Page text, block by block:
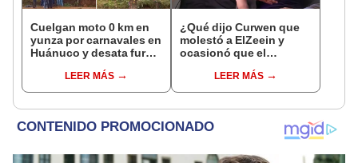
Cuelgan moto 0 km en
yunza por carnavales en
Huánuco y desata furor
millonario"LEER MÁS
¿Qué dijo Curwen que
molestó a ElZeein y
ocasionó que el
un proceso penal?: "Lo
de difamación se lo está
LEER MÁS